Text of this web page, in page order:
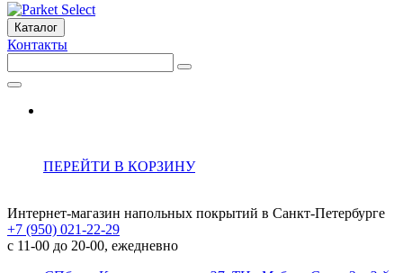
Каталог
Контакты
ПЕРЕЙТИ В КОРЗИНУ
Интернет-магазин напольных покрытий в Санкт-Петербурге
+7 (950) 021-22-29
с 11-00 до 20-00, ежедневно